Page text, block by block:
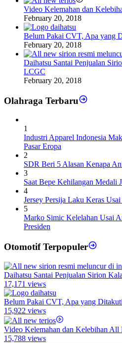
Video Kelemahan dan
February 20, 2018
Belum Pakai CVT, Apa yang
February 20, 2018
Daihatsu Santai Penjualan
LCGC
February 20, 2018
Olahraga Terbaru
1
Industri Apparel Indonesia
Pasar Eropa
2
SDR Beri 5 Alasan Kenapa
3
Saat Bepe Kehilangan Medali
4
Jersey Persija Laku Keras Usai
5
Marko Simic Kelelahan Usai
Presiden
Otomotif Terpopuler
Daihatsu Santai Penjualan Sirion
17,171 views
Belum Pakai CVT, Apa yang
15,922 views
Video Kelemahan dan Kelebihan All
15,788 views